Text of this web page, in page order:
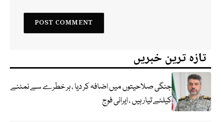
تازہ ترین خبریں
جنگی صلاحیتوں میں اضافہ کر دیا ، ہر خطرے سے نمٹنے
کیلئے تیار ہیں ، ایرانی فوج